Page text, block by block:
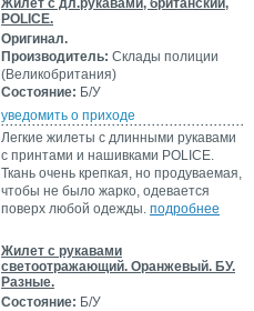
Жилет с дл.рукавами, британский,
POLICE.
Оригинал.
Производитель: Склады полиции
(Великобритания)
Состояние: Б/У
уведомить о приходе
Легкие жилеты с длинными рукавами
с принтами и нашивками POLICE.
Ткань очень крепкая, но продуваемая,
чтобы не было жарко, одевается
поверх любой одежды. подробнее
Жилет с рукавами
светоотражающий. Оранжевый. БУ.
Разные.
Состояние: Б/У